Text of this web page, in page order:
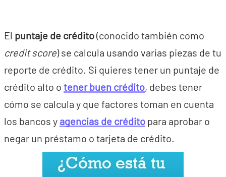
El puntaje de crédito(conocido también como
credit score) se calcula usando varias piezas de tu
reporte de crédito. Si quieres tener un puntaje de
crédito alto o tener buen crédito, debes tener
cómo se calcula y que factores toman en cuenta
los bancos y agencias de crédito para aprobar o
negar un préstamo o tarjeta de crédito.